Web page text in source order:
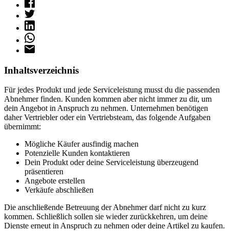
Inhaltsverzeichnis
Für jedes Produkt und jede Serviceleistung musst du die passenden
Abnehmer finden. Kunden kommen aber nicht immer zu dir, um
dein Angebot in Anspruch zu nehmen. Unternehmen benötigen
daher Vertriebler oder ein Vertriebsteam, das folgende Aufgaben
übernimmt:
Mögliche Käufer ausfindig machen
Potenzielle Kunden kontaktieren
Dein Produkt oder deine Serviceleistung überzeugend
präsentieren
Angebote erstellen
Verkäufe abschließen
Die anschließende Betreuung der Abnehmer darf nicht zu kurz
kommen. Schließlich sollen sie wieder zurückkehren, um deine
Dienste erneut in Anspruch zu nehmen oder deine Artikel zu kaufen.